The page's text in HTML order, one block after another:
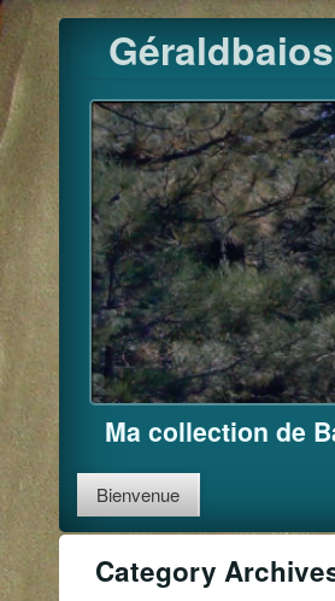
Skip
to
content
Géraldbaios
Ma collection de
Bienvenue
Category